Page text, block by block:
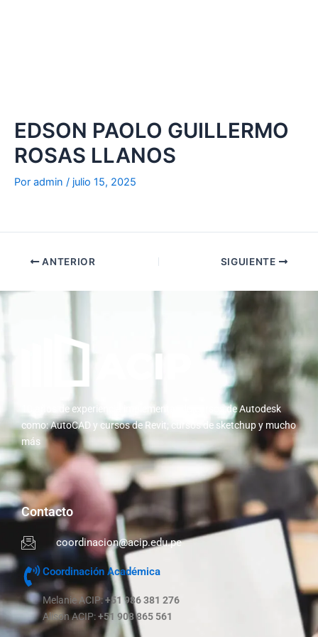
EDSON PAOLO GUILLERMO
ROSAS LLANOS
Por admin / julio 15, 2025
ANTERIOR SIGUIENTE
10 años de experiencia implementando cursos de Autodesk
como: AutoCAD y cursos de Revit; cursos de sketchup y mucho
más
Contacto
coordinacion@acip.edu.pe
Coordinación Académica
Melanie ACIP:+51 986 381 276
Alison ACIP:+51 908 865 561